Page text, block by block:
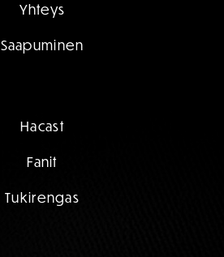
Yhteys
Saapuminen
Hacast
Fanit
Tukirengas